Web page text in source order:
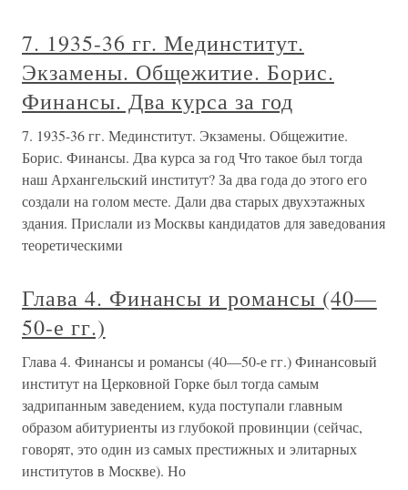
7. 1935-36 гг. Мединститут.
Экзамены. Общежитие. Борис.
Финансы. Два курса за год
7. 1935-36 гг. Мединститут. Экзамены. Общежитие.
Борис. Финансы. Два курса за год Что такое был тогда
наш Архангельский институт? За два года до этого его
создали на голом месте. Дали два старых двухэтажных
здания. Прислали из Москвы кандидатов для заведования
теоретическими
Глава 4. Финансы и романсы (40—
50-е гг.)
Глава 4. Финансы и романсы (40—50-е гг.) Финансовый
институт на Церковной Горке был тогда самым
задрипанным заведением, куда поступали главным
образом абитуриенты из глубокой провинции (сейчас,
говорят, это один из самых престижных и элитарных
институтов в Москве). Но